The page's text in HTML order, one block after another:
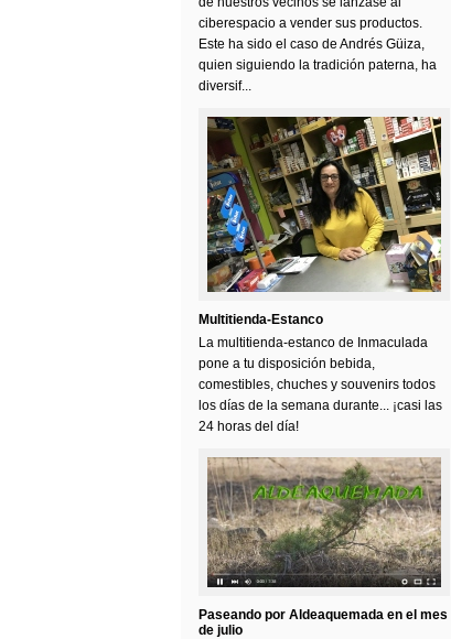
ciberespacio a vender sus productos.
Este ha sido el caso de Andrés Güiza,
quien siguiendo la tradición paterna, ha
diversif...
Multitienda-Estanco
La multitienda-estanco de Inmaculada
pone a tu disposición bebida,
comestibles, chuches y souvenirs todos
los días de la semana durante... ¡casi las
24 horas del día!
Paseando por Aldeaquemada en el mes
de julio